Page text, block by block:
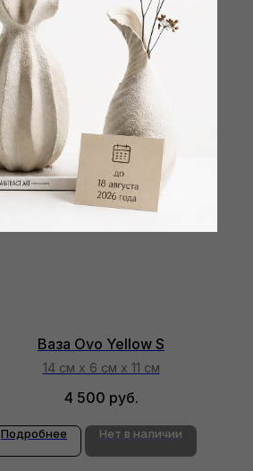
Ваза Ovo Yellow S
14 см х 6 см х 11 см
4 500 руб.
Подробнее Нет в наличии